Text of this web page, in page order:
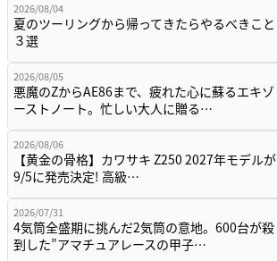
2026/08/04
夏のツーリングから帰ってきたらやるべきこと
３選
2026/08/05
悪魔のZからAE86まで、疲れた心に蘇るエキゾ
ーストノート。忙しい大人に贈る…
2026/08/06
【黄金の骨格】カワサキ Z250 2027年モデルが
9/5に発売決定! 高級…
2026/07/31
4気筒全盛期に挑んだ2気筒の意地。600台が殺
到した”アマチュアレースの甲子…